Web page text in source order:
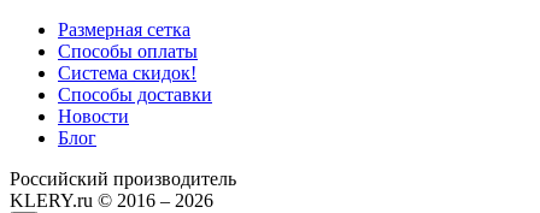
Размерная сетка
Способы оплаты
Система скидок!
Способы доставки
Новости
Блог
Российский производитель
KLERY.ru © 2016 – 2026